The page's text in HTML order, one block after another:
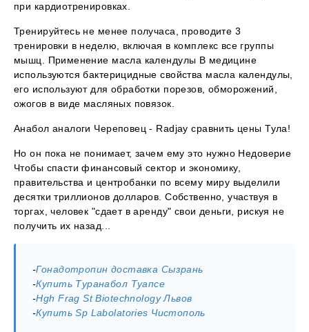
при кардиотренировках.
Тренируйтесь не менее получаса, проводите 3
тренировки в неделю, включая в комплекс все группы
мышц. Применение масла календулы В медицине
используются бактерицидные свойства масла календулы,
его используют для обработки порезов, обморожений,
ожогов в виде масляных повязок.
Анабол аналоги Череповец - Radjay сравнить цены Тула!
Но он пока не понимает, зачем ему это нужно Недоверие
Чтобы спасти финансовый сектор и экономику,
правительства и центробанки по всему миру выделили
десятки триллионов долларов. Собственно, участвуя в
торгах, человек "сдает в аренду" свои деньги, рискуя не
получить их назад...
-Гонадотропин доставка Сызрань
-Купить Туранабол Туапсе
-Hgh Frag St Biotechnology Львов
-Купить Sp Labolatories Чистополь